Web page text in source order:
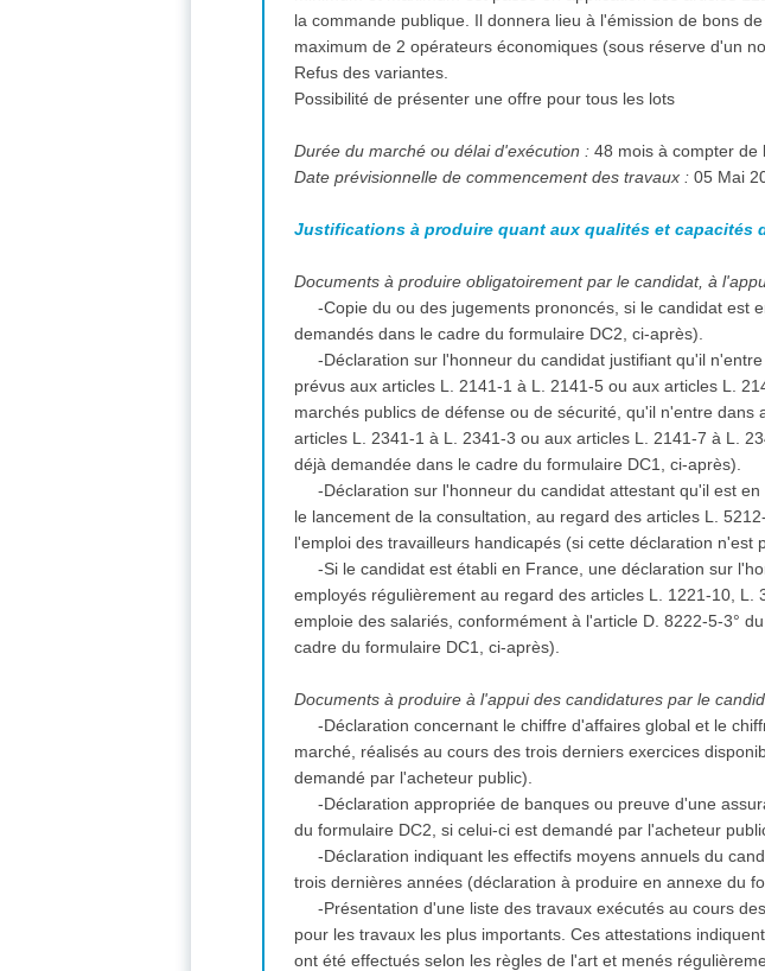
la commande publique. Il donnera lieu à l'émission de bons
maximum de 2 opérateurs économiques (sous réserve d'un
Refus des variantes.
Possibilité de présenter une offre pour tous les lots
Durée du marché ou délai d'exécution :48 mois à compter de
Date prévisionnelle de commencement des travaux : 05 Mai
Justifications à produire quant aux qualités et capacités
Documents à produire obligatoirement par le candidat, à
-Copie du ou des jugements prononcés, si le candidat est
demandés dans le cadre du formulaire DC2, ci-après).
-Déclaration sur l'honneur du candidat justifiant qu'il
prévus aux articles L. 2141-1 à L. 2141-5 ou aux articles L.
marchés publics de défense ou de sécurité, qu'il n'entre
articles L. 2341-1 à L. 2341-3 ou aux articles L. 2141-7 à L.
déjà demandée dans le cadre du formulaire DC1, ci-après).
-Déclaration sur l'honneur du candidat attestant qu'il est
le lancement de la consultation, au regard des articles L.
l'emploi des travailleurs handicapés (si cette déclaration
-Si le candidat est établi en France, une déclaration sur
employés régulièrement au regard des articles L. 1221-10,
emploie des salariés, conformément à l'article D. 8222-5-3°
cadre du formulaire DC1, ci-après).
Documents à produire à l'appui des candidatures par le
-Déclaration concernant le chiffre d'affaires global et le
marché, réalisés au cours des trois derniers exercices
demandé par l'acheteur public).
-Déclaration appropriée de banques ou preuve d'une
du formulaire DC2, si celui-ci est demandé par l'acheteur
-Déclaration indiquant les effectifs moyens annuels du
trois dernières années (déclaration à produire en annexe du
-Présentation d'une liste des travaux exécutés au cours
pour les travaux les plus importants. Ces attestations
ont été effectués selon les règles de l'art et menés